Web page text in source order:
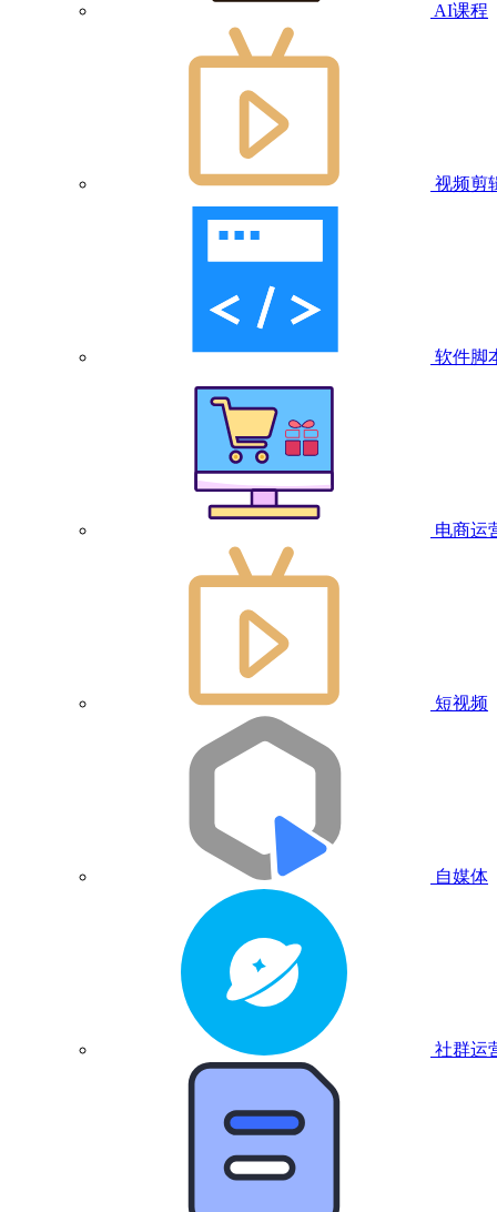
AI课程
视频剪
软件脚
电商运
短视频
自媒体
社群运